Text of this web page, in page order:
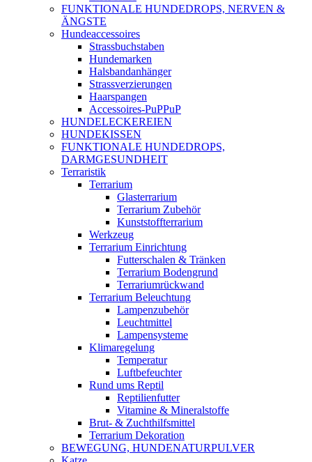
FUNKTIONALE HUNDEDROPS, NERVEN &
ÄNGSTE
Hundeaccessoires
Strassbuchstaben
Hundemarken
Halsbandanhänger
Strassverzierungen
Haarspangen
Accessoires-PuPPuP
HUNDELECKEREIEN
HUNDEKISSEN
FUNKTIONALE HUNDEDROPS,
DARMGESUNDHEIT
Terraristik
Terrarium
Glasterrarium
Terrarium Zubehör
Kunststoffterrarium
Werkzeug
Terrarium Einrichtung
Futterschalen & Tränken
Terrarium Bodengrund
Terrariumrückwand
Terrarium Beleuchtung
Lampenzubehör
Leuchtmittel
Lampensysteme
Klimaregelung
Temperatur
Luftbefeuchter
Rund ums Reptil
Reptilienfutter
Vitamine & Mineralstoffe
Brut- & Zuchthilfsmittel
Terrarium Dekoration
BEWEGUNG, HUNDENATURPULVER